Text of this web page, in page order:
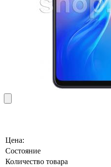
Цена:
Состояние
Количество товара